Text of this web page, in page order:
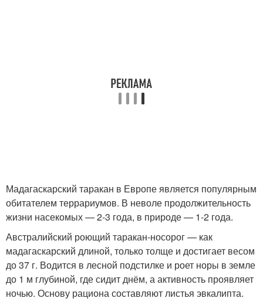
Мадагаскарский таракан в Европе является популярным
обитателем террариумов. В неволе продолжительность
жизни насекомых — 2-3 года, в природе — 1-2 года.
Австралийский роющий таракан-носорог — как
мадагаскарский длиной, только толще и достигает весом
до 37 г. Водится в лесной подстилке и роет норы в земле
до 1 м глубиной, где сидит днём, а активность проявляет
ночью. Основу рациона составляют листья эвкалипта.